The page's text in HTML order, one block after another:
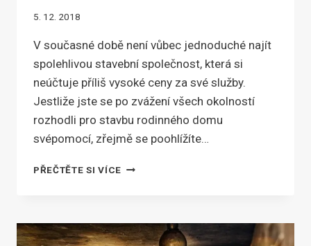
5. 12. 2018
V současné době není vůbec jednoduché najít
spolehlivou stavební společnost, která si
neúčtuje příliš vysoké ceny za své služby.
Jestliže jste se po zvážení všech okolností
rozhodli pro stavbu rodinného domu
svépomocí, zřejmě se poohlížíte…
PŘEČTĚTE SI VÍCECHCETE
SVÉPOMOCÍ?
PORADÍME,